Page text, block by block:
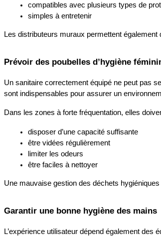
compatibles avec plusieurs types de
simples à entretenir
Les distributeurs muraux permettent également
Prévoir des poubelles d’hygiène
Un sanitaire correctement équipé ne peut pas
sont indispensables pour assurer un
Dans les zones à forte fréquentation, elles
disposer d’une capacité suffisante
être vidées régulièrement
limiter les odeurs
être faciles à nettoyer
Une mauvaise gestion des déchets
Garantir une bonne hygiène des mains
L’expérience utilisateur dépend également des